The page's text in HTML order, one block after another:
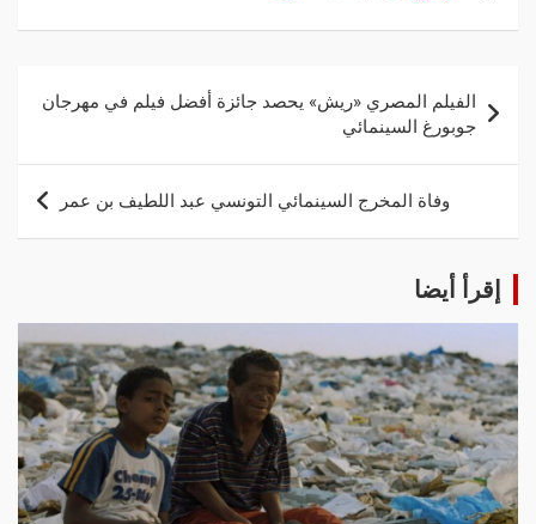
الفيلم المصري «ريش» يحصد جائزة أفضل فيلم في مهرجان
جوبورغ السينمائي
وفاة المخرج السينمائي التونسي عبد اللطيف بن عمر
إقرأ أيضا